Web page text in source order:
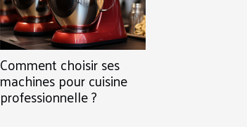
Comment choisir ses
machines pour cuisine
professionnelle ?